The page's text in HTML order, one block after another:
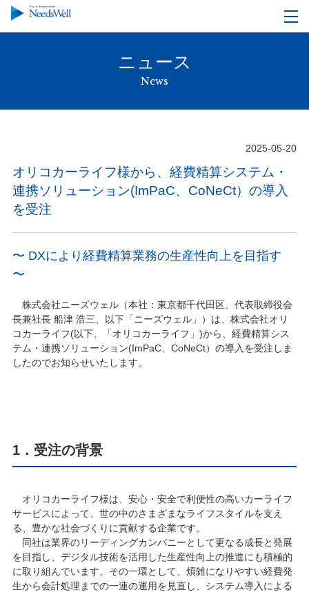
ニュース
News
2025-05-20
オリコカーライフ様から、経費精算システム・
連携ソリューション(ImPaC、CoNeCt）の導入
を受注
〜 DXにより経費精算業務の生産性向上を目指す
〜
株式会社ニーズウェル（本社：東京都千代田区、代表取締役会
長兼社長 船津 浩三、以下「ニーズウェル」）は、株式会社オリ
コカーライフ(以下、「オリコカーライフ」)から、経費精算シス
テム・連携ソリューション(ImPaC、CoNeCt）の導入を受注しま
したのでお知らせいたします。
1．受注の背景
オリコカーライフ様は、安心・安全で利便性の高いカーライフ
サービスによって、世の中のさまざまなライフスタイルを支え
る、豊かな社会づくりに貢献する企業です。
同社は業界のリーディングカンパニーとして更なる成長と発展
を目指し、デジタル技術を活用した生産性向上の推進にも積極的
に取り組んでいます。その一環として、煩雑になりやすい経費発
生から会計処理までの一連の運用を見直し、システム導入による